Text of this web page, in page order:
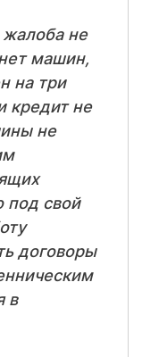
не
машин,
на три
кредит не
не
под свой
договоры
в